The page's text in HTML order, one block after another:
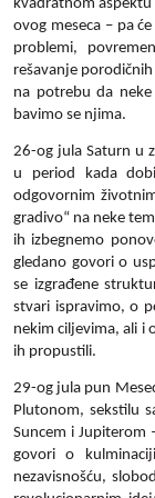
kvadratnom
ovog meseca – pa
problemi,
rešavanje
na potrebu da
bavimo se njima.
26-og jula Saturn u
u period kada
odgovornim
gradivo“ na neke
ih izbegnemo
gledano govori o
se izgrađene
stvari ispravimo, o
nekim ciljevima, ali i
ih propustili.
29-og jula pun
Plutonom, sekstilu
Suncem i Jupiterom
govori o
nezavisnošću,